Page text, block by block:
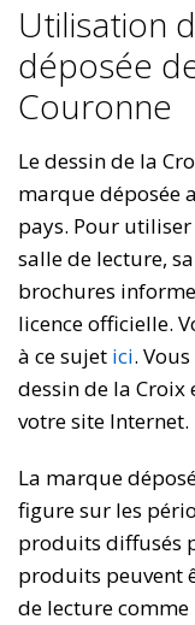
Utilisation
déposée
Couronne
Le dessin de la
marque déposée
pays. Pour
salle de lecture,
brochures
licence officielle.
à ce sujet ici.
dessin de la
votre site Internet.
La marque
figure sur les
produits diffusés
produits peuvent
de lecture